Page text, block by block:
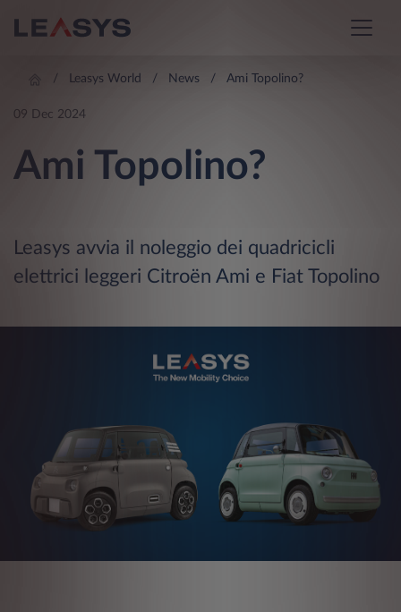
Leasys World News Ami Topolino?
09 Dec 2024
Ami Topolino?
Leasys avvia il noleggio dei quadricicli
elettrici leggeri Citroën Ami e Fiat Topolino